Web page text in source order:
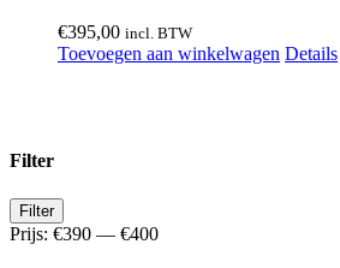
€395,00 incl. BTW
Toevoegen aan winkelwagen Details
Filter
Min.
prijs
Max.
prijs
Filter
Prijs: €390 — €400